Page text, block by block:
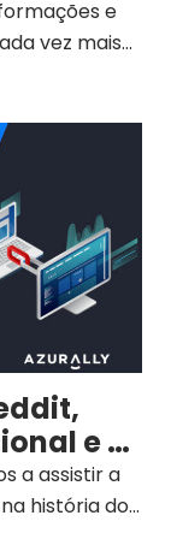
e
vez mais
como o
e o
a assistir a
história do